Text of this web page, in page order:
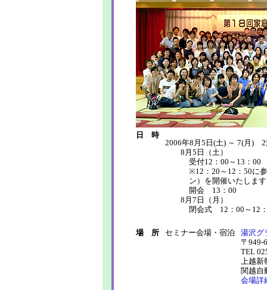
日 時
2006年8月5日(土) ～ 7(月) 2
8月5日（土）
受付12：00～13：00
※12：20～12：50に
ン）を開催いたしま
開会 13：00
8月7日（月）
閉会式 12：00～12
場 所 セミナー会場・宿泊
湯沢グ
〒949-
TEL
上越
関越自
会場詳